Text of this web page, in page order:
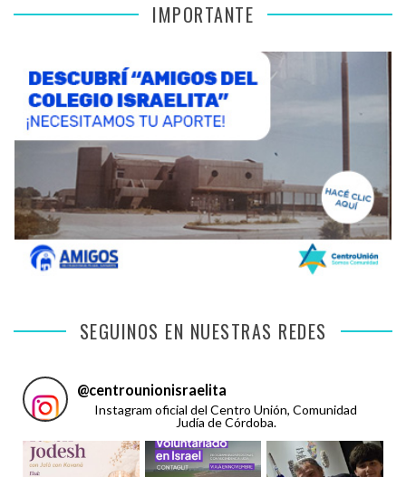
IMPORTANTE
SEGUINOS EN NUESTRAS REDES
@centrounionisraelita
Instagram oficial del Centro Unión, Comunidad
Judía de Córdoba.